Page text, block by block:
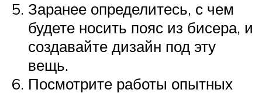
Заранее определитесь, с чем
будете носить пояс из бисера, и
создавайте дизайн под эту
вещь.
Посмотрите работы опытных